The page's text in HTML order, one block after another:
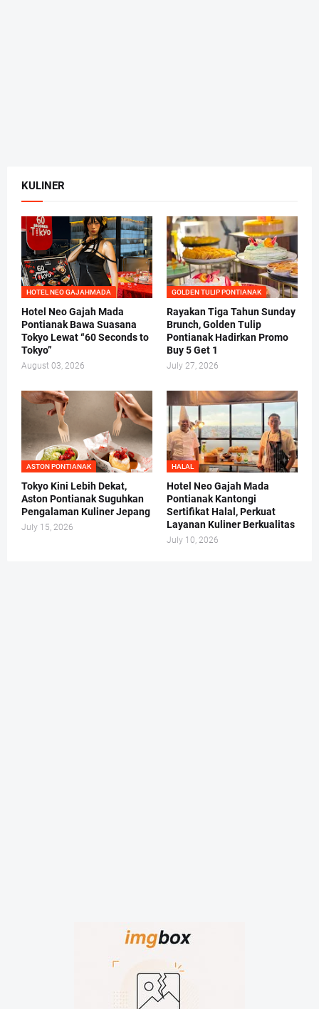
KULINER
HOTEL NEO GAJAHMADA
Hotel Neo Gajah Mada
Pontianak Bawa Suasana
Tokyo Lewat “60 Seconds to
Tokyo”
August 03, 2026
GOLDEN TULIP PONTIANAK
Rayakan Tiga Tahun Sunday
Brunch, Golden Tulip
Pontianak Hadirkan Promo
Buy 5 Get 1
July 27, 2026
ASTON PONTIANAK
Tokyo Kini Lebih Dekat,
Aston Pontianak Suguhkan
Pengalaman Kuliner Jepang
July 15, 2026
HALAL
Hotel Neo Gajah Mada
Pontianak Kantongi
Sertifikat Halal, Perkuat
Layanan Kuliner Berkualitas
July 10, 2026